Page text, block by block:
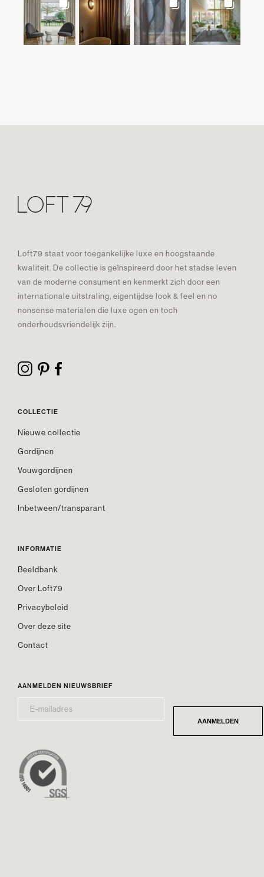
Loft79 staat voor toegankelijke luxe en hoogstaande
kwaliteit. De collectie is geïnspireerd door het stadse leven
van de moderne consument en kenmerkt zich door een
internationale uitstraling, eigentijdse look & feel en no
nonsense materialen die luxe ogen en toch
onderhoudsvriendelijk zijn.
COLLECTIE
Nieuwe collectie
Gordijnen
Vouwgordijnen
Gesloten gordijnen
Inbetween/transparant
INFORMATIE
Beeldbank
Over Loft79
Privacybeleid
Over deze site
Contact
AANMELDEN NIEUWSBRIEF
MAILADRES* AANMELDEN